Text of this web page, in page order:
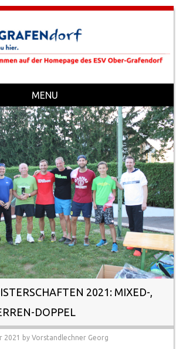
MENU
2021: MIXED-,
DOPPEL
2021 byVorstandlechner Georg